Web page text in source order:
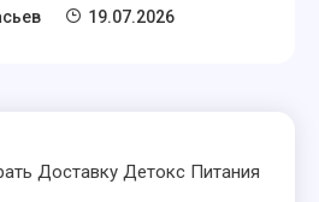
19.07.2026
Доставку Детокс Питания